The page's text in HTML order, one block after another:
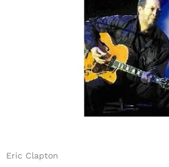
Eric Clapton